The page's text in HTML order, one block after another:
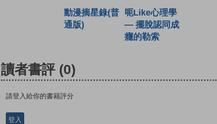
動漫摘星錄(普
通版)
呃Like心理學
— 擺脫認同成
癮的勒索
讀者書評 (0)
請登入給你的書籍評分
登入